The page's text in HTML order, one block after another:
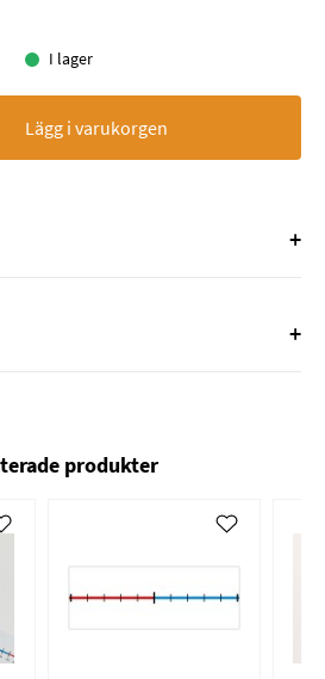
I lager
Lägg i varukorgen
+
+
produkter